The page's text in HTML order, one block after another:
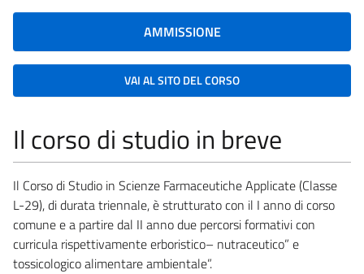
AMMISSIONE
VAI AL SITO DEL CORSO
Il corso di studio in breve
Il Corso di Studio in Scienze Farmaceutiche Applicate (Classe
L-29), di durata triennale, è strutturato con il I anno di corso
comune e a partire dal II anno due percorsi formativi con
curricula rispettivamente erboristico– nutraceutico” e
tossicologico alimentare ambientale”.